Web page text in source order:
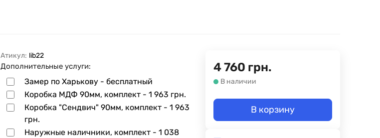
Атикул: lib22
Дополнительные услуги:
Замер по Харькову - бесплатный
Коробка МДФ 90мм, комплект -1 963 грн.
Коробка "Сендвич" 90мм, комплект -1 963
грн.
Наружные наличники, комплект -1 038
4 760 грн.
В наличии
В корзину